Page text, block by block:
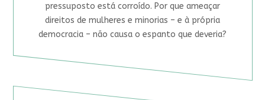
pressuposto está corroído. Por que ameaçar
direitos de mulheres e minorias – e à própria
democracia – não causa o espanto que deveria?